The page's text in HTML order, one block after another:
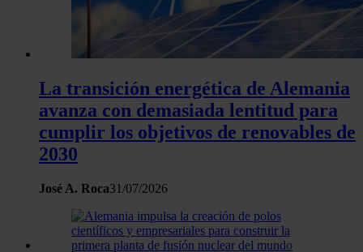
La transición energética de Alemania
avanza con demasiada lentitud para
cumplir los objetivos de renovables de
2030
José A. Roca31/07/2026